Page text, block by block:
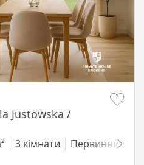
Justowska /
3 кімнати Первинний